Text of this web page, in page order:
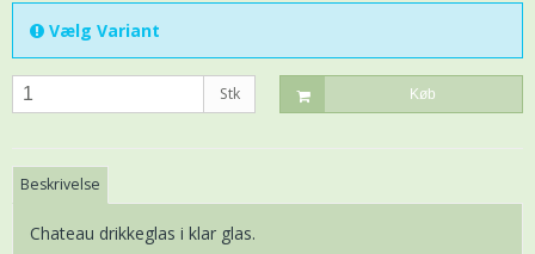
Vælg Variant
Stk Køb
Beskrivelse
Chateau drikkeglas i klar glas.